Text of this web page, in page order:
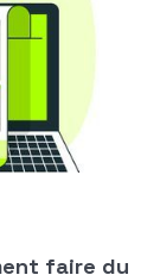
faire du